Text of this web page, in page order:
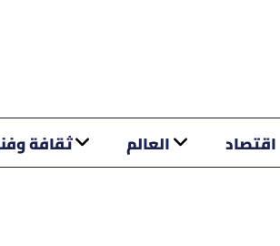
اقتصاد العالم ثقافة